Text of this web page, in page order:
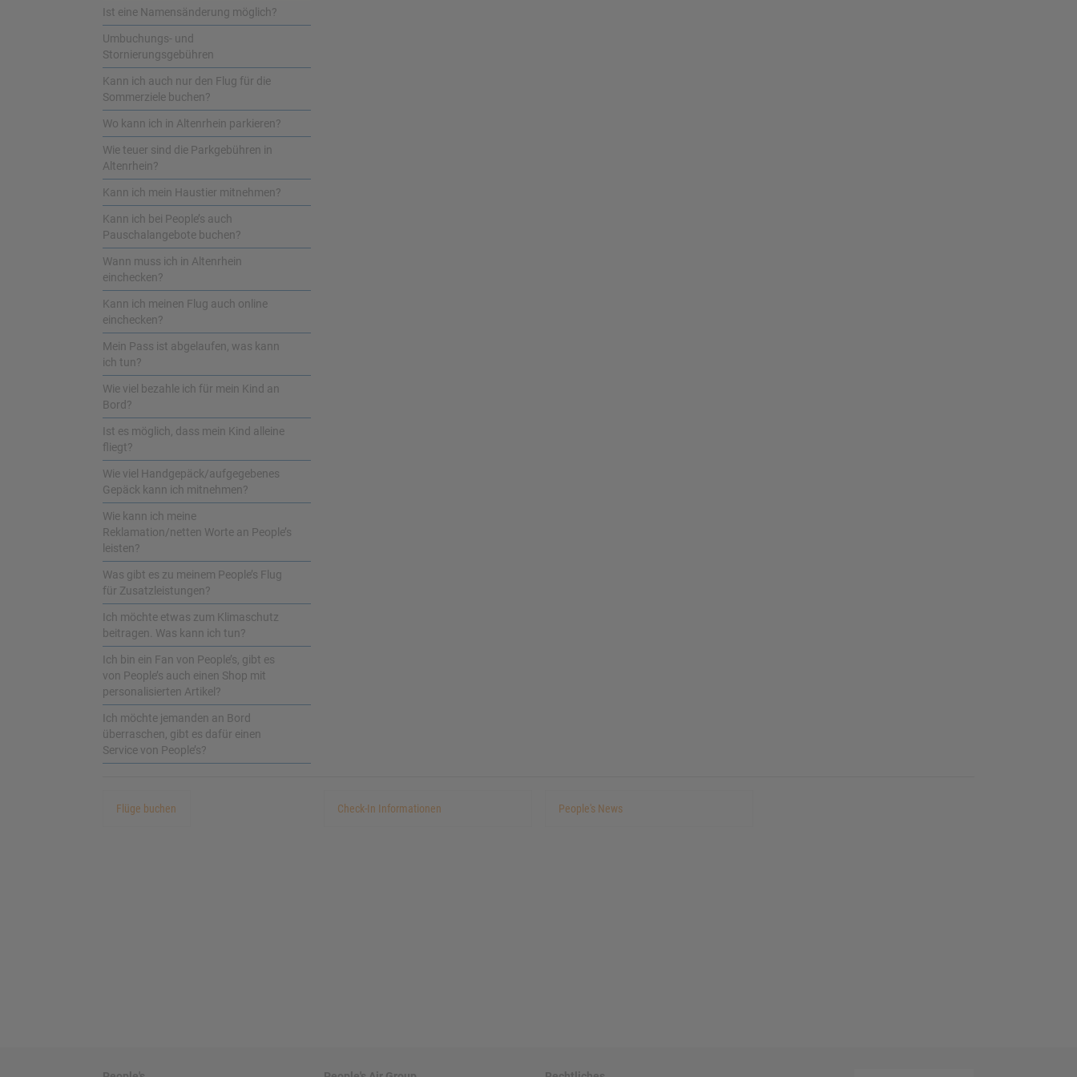
Ist eine Namensänderung möglich?
Umbuchungs- und
Stornierungsgebühren
Kann ich auch nur den Flug für die
Sommerziele buchen?
Wo kann ich in Altenrhein parkieren?
Wie teuer sind die Parkgebühren in
Altenrhein?
Kann ich mein Haustier mitnehmen?
Kann ich bei People’s auch
Pauschalangebote buchen?
Wann muss ich in Altenrhein
einchecken?
Kann ich meinen Flug auch online
einchecken?
Mein Pass ist abgelaufen, was kann
ich tun?
Wie viel bezahle ich für mein Kind an
Bord?
Ist es möglich, dass mein Kind alleine
fliegt?
Wie viel Handgepäck/aufgegebenes
Gepäck kann ich mitnehmen?
Wie kann ich meine
Reklamation/netten Worte an People’s
leisten?
Was gibt es zu meinem People’s Flug
für Zusatzleistungen?
Ich möchte etwas zum Klimaschutz
beitragen. Was kann ich tun?
Ich bin ein Fan von People’s, gibt es
von People’s auch einen Shop mit
personalisierten Artikel?
Ich möchte jemanden an Bord
überraschen, gibt es dafür einen
Service von People’s?
Flüge buchen Check-In Informationen People's News